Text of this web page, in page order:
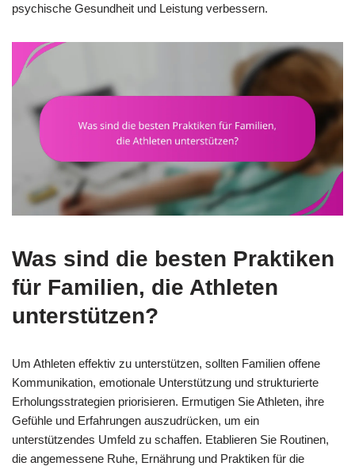
psychische Gesundheit und Leistung verbessern.
Was sind die besten Praktiken
für Familien, die Athleten
unterstützen?
Um Athleten effektiv zu unterstützen, sollten Familien offene
Kommunikation, emotionale Unterstützung und strukturierte
Erholungsstrategien priorisieren. Ermutigen Sie Athleten, ihre
Gefühle und Erfahrungen auszudrücken, um ein
unterstützendes Umfeld zu schaffen. Etablieren Sie Routinen,
die angemessene Ruhe, Ernährung und Praktiken für die